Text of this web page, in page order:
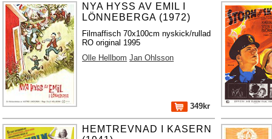
NYA HYSS AV EMIL I
LÖNNEBERGA (1972)
Filmaffisch 70x100cm nyskick/rullad
RO original 1995
Olle Hellbom Jan Ohlsson
349kr
HEMTREVNAD I KASERN